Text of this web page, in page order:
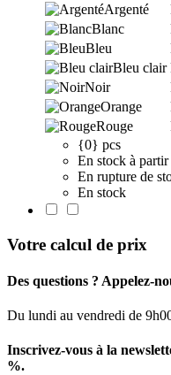
Argenté
Blanc
Bleu
Bleu clair
Noir
Orange
Rouge
{0} pcs
En stock à
En rupture de
En stock
Votre calcul de prix
Des questions ? Appelez-
Du lundi au vendredi de
Inscrivez-vous à la
%.